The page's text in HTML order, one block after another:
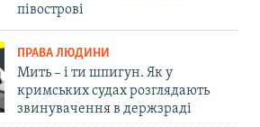
півострові
ПРАВА ЛЮДИНИ
Мить – і ти шпигун. Як у
кримських судах розглядають
звинувачення в держзраді